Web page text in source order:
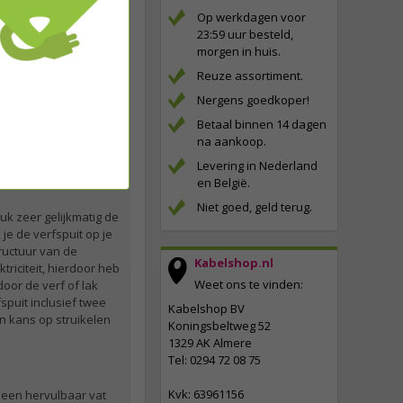
Op werkdagen voor
23:59 uur besteld,
morgen in huis.
Reuze assortiment.
Nergens goedkoper!
Betaal binnen 14 dagen
na aankoop.
Levering in Nederland
en België.
Niet goed, geld terug.
Kabelshop.nl
Weet ons te vinden:
Kabelshop BV
Koningsbeltweg 52
1329 AK Almere
Tel: 0294 72 08 75
Kvk: 63961156
in de tekst zullen
je met een
te maken van
Draag
zeer gelijkmatig de
de verfspuit op je
van de
hierdoor heb
de verf of lak
inclusief twee
kans op struikelen
hervulbaar vat